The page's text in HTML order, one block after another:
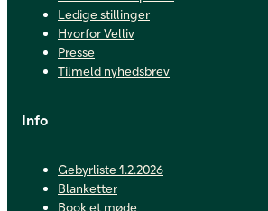
Ledige stillinger
Hvorfor Velliv
Presse
Tilmeld nyhedsbrev
Info
Gebyrliste 1.2.2026
Blanketter
Book et møde